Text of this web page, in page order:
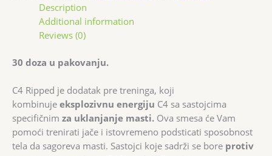
Description
Additional information
Reviews (0)
30 doza u pakovanju.
C4 Ripped je dodatak pre treninga, koji
kombinuje eksplozivnu energiju C4 sa sastojcima
specifičnim za uklanjanje masti. Ova smesa će Vam
pomoći trenirati jače i istovremeno podsticati sposobnost
tela da sagoreva masti. Sastojci koje sadrži se bore protiv